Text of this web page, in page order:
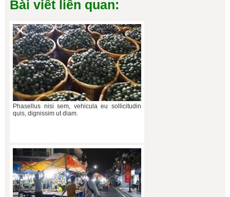
Phasellus nisi sem, vehicula eu sollicitudin
quis, dignissim ut diam.